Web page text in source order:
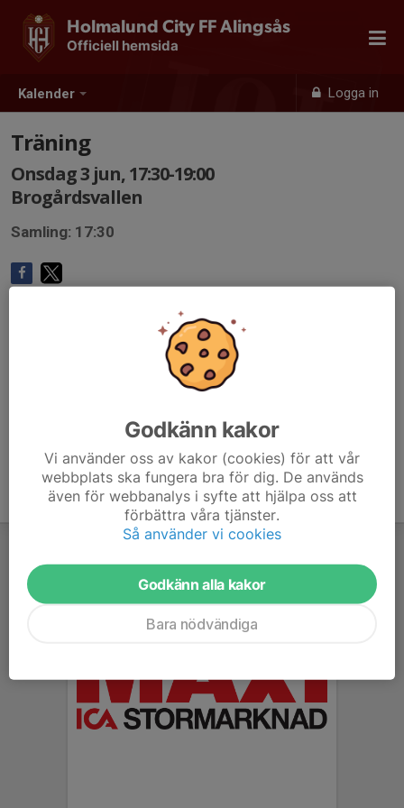
Kalender Logga in
Holmalund City FF Alingsås
Officiell hemsida
Träning
Onsdag 3 jun, 17:30-19:00
Brogårdsvallen
Samling: 17:30
Godkänn kakor
Vi använder oss av kakor (cookies) för att vår
webbplats ska fungera bra för dig. De används
även för webbanalys i syfte att hjälpa oss att
förbättra våra tjänster.
Så använder vi cookies
Godkänn alla kakor
Bara nödvändiga